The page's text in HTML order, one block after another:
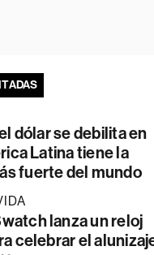
dólar se debilita en
Latina tiene la
fuerte del mundo
lanza un reloj
celebrar el